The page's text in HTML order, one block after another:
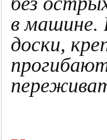
в машине.
доски,